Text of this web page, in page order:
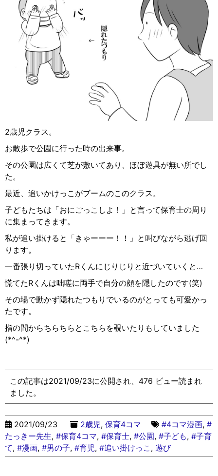
2歳児クラス。
お散歩で公園に行った時の出来事。
その公園は広くて芝が敷いてあり、ほぼ遊具が無い所でし
た。
最近、追いかけっこがブームのこのクラス。
子どもたちは「おにごっこしよ！」と言って保育士の周り
に集まってきます。
私が追い掛けると「きゃーーー！！」と叫びながら逃げ回
ります。
一番張り切っていたRくんにじりじりと近づいていくと…
慌てたRくんは咄嗟に両手で自分の顔を隠したのです(笑)
その場で動かず隠れたつもりでいるのがとっても可愛かっ
たです。
指の間からちらちらとこちらを覗いたりもしていました
(*^-^*)
この記事は2021/09/23に公開され、476 ビュー読まれ
ました。
2021/09/23 2歳児, 保育4コマ #4コマ漫画, #
たっきー先生, #保育4コマ, #保育士, #公園, #子ども, #子育
て, #漫画, #男の子, #育児, #追い掛けっこ , 遊び